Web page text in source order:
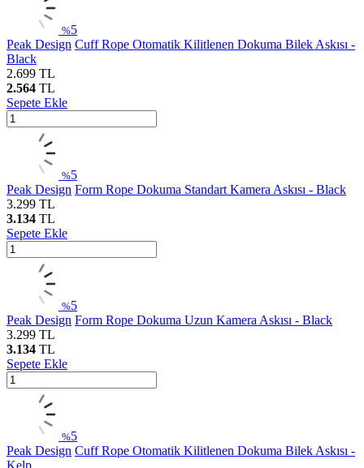
%5
Peak Design Cuff Rope Otomatik Kilitlenen Dokuma Bilek Askısı -
Black
2.699 TL
2.564 TL
Sepete Ekle
%5
Peak Design Form Rope Dokuma Standart Kamera Askısı - Black
3.299 TL
3.134 TL
Sepete Ekle
%5
Peak Design Form Rope Dokuma Uzun Kamera Askısı - Black
3.299 TL
3.134 TL
Sepete Ekle
%5
Peak Design Cuff Rope Otomatik Kilitlenen Dokuma Bilek Askısı -
Kelp